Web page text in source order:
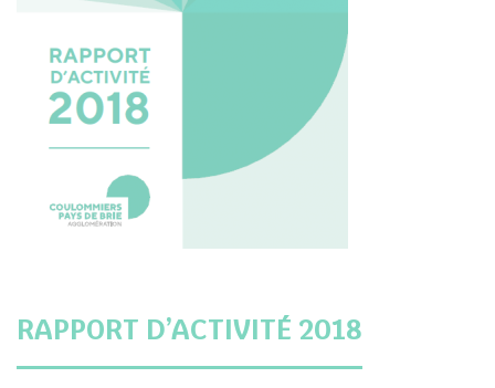
RAPPORT D’ACTIVITÉ 2018